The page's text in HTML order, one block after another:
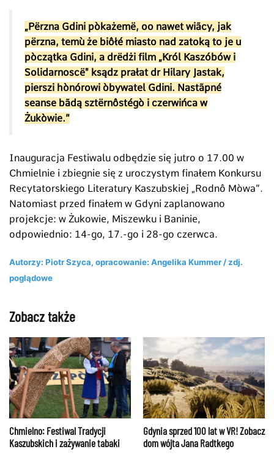
„Përzna Gdini pòkażemë, oo nawet wiãcy, jak
përzna, temù że biôłé miasto nad zatoką to je u
pòczątka Gdini, a drëdżi film „Król Kaszóbów i
Solidarnoscë" ksądz prałat dr Hilary Jastak,
pierszi hònórowi òbywatel Gdini. Nastãpné
seanse bãdą sztërnôstégò i czerwińca w
Żukòwie.”
Inauguracja Festiwalu odbędzie się jutro o 17.00 w
Chmielnie i zbiegnie się z uroczystym finałem Konkursu
Recytatorskiego Literatury Kaszubskiej „Rodnô Mòwa”.
Natomiast przed finałem w Gdyni zaplanowano
projekcje: w Żukowie, Miszewku i Baninie,
odpowiednio: 14-go, 17.-go i 28-go czerwca.
Autorzy: Piotr Szyca, opracowanie: Angelika Kummer / zdj.
poglądowe
Zobacz także
Chmielno: Festiwal Tradycji
Kaszubskich i zażywanie tabaki
Gdynia sprzed 100 lat w VR! Zobacz
dom wójta Jana Radtkego